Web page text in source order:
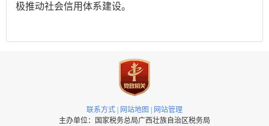
极推动社会信用体系建设。
联系方式 | 网站地图 | 网站管理
主办单位：国家税务总局广西壮族自治区税务局